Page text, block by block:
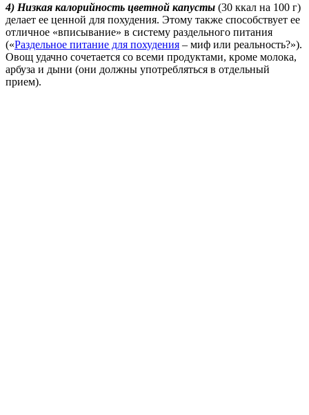
4) Низкая калорийность цветной капусты (30 ккал на 100 г)
делает ее ценной для похудения. Этому также способствует ее
отличное «вписывание» в систему раздельного питания
(«Раздельное питание для похудения – миф или реальность?»).
Овощ удачно сочетается со всеми продуктами, кроме молока,
арбуза и дыни (они должны употребляться в отдельный
прием).